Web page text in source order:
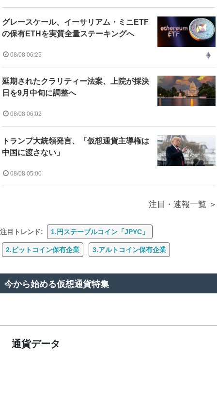
グレースケール、イーサリアム・ミニETF
の保有ETHを実質全量ステーキングへ
08/08 06:25
延期されたクラリティー法案、上院が採決
日を9月中旬に調整へ
08/08 06:02
トランプ大統領発言、「仮想通貨主導権は
中国に渡さない」
08/08 05:00
注目・速報一覧
注目トレンド: 1.円ステーブルコイン「JPYC」
2.ビットコイン保有企業 3.アルトコイン保有企業
今から始める仮想通貨特集
通貨データ